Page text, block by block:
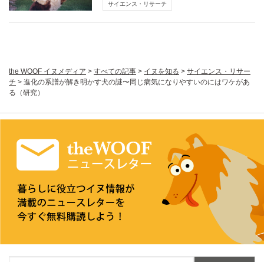
サイエンス・リサーチ
the WOOF イヌメディア > すべての記事 > イヌを知る > サイエンス・リサー
チ > 進化の系譜が解き明かす犬の謎〜同じ病気になりやすいのにはワケがあ
る（研究）